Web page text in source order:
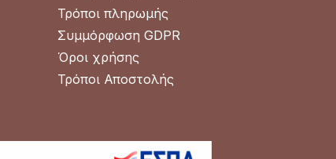
Τρόποι πληρωμής
Συμμόρφωση GDPR
Όροι χρήσης
Τρόποι Αποστολής